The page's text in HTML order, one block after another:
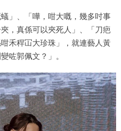
」、「嘩，咁大嘅，幾多吋事
，真係可以夾死人」、「刀疤
禾稈冚大珍珠」，就連藝人黃
咗郭佩文？」。